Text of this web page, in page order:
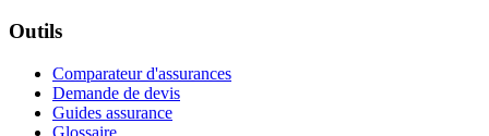
Outils
Comparateur d'assurances
Demande de devis
Guides assurance